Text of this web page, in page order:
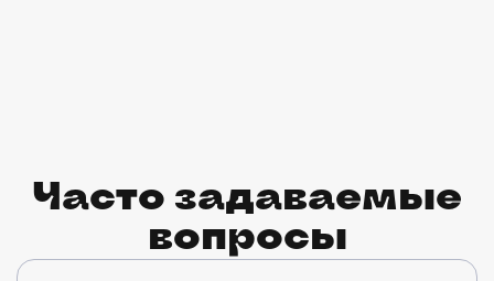
Часто задаваемые
вопросы